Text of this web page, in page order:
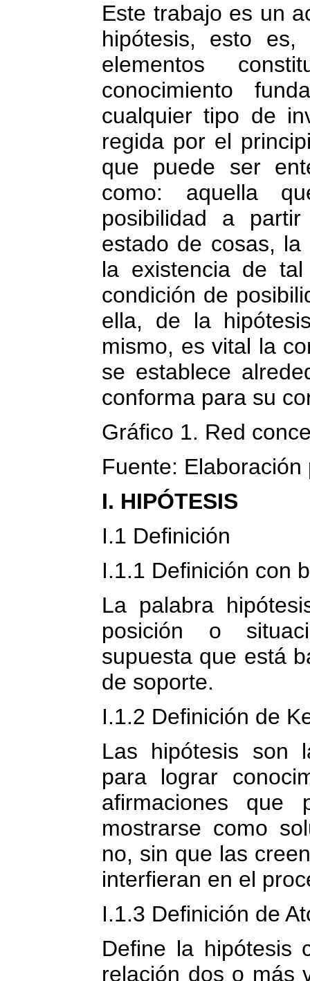
Este trabajo es un
hipótesis, esto
elementos
conocimiento
cualquier tipo de
regida por el
que puede ser
como: aquella
posibilidad a
estado de cosas, la
la existencia de
condición de
ella, de la
mismo, es vital la
se establece
conforma para su
Gráfico 1. Red
Fuente: Elaboración
I. HIPÓTESIS
I.1 Definición
I.1.1 Definición con
La palabra
posición o
supuesta que está
de soporte.
I.1.2 Definición de
Las hipótesis son
para lograr
afirmaciones que
mostrarse como
no, sin que las
interfieran en el
I.1.3 Definición de
Define la hipótesis
relación dos o más